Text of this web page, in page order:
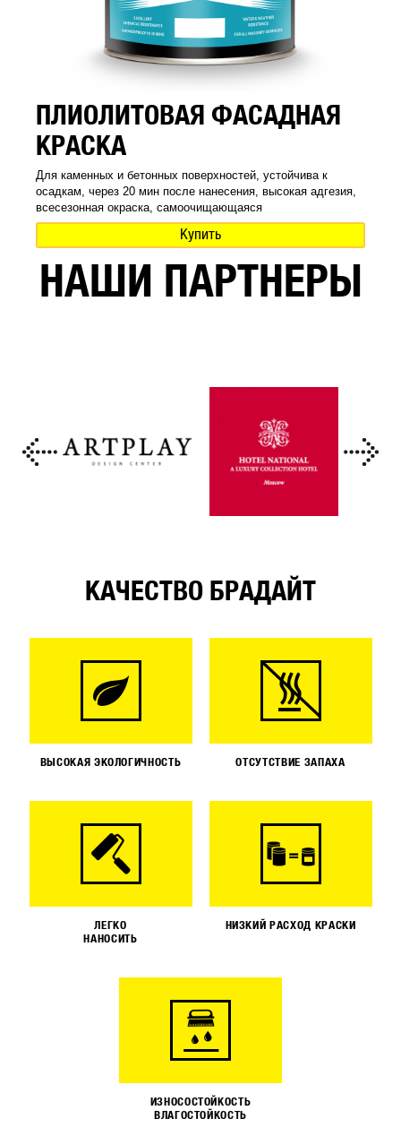
ПЛИОЛИТОВАЯ ФАСАДНАЯ
КРАСКА
Для каменных и бетонных поверхностей, устойчива к
осадкам, через 20 мин после нанесения, высокая адгезия,
всесезонная окраска, самоочищающаяся
Купить
НАШИ ПАРТНЕРЫ
КАЧЕСТВО БРАДАЙТ
ВЫСОКАЯ ЭКОЛОГИЧНОСТЬ ОТСУТСТВИЕ ЗАПАХА
ЛЕГКО
НАНОСИТЬ
НИЗКИЙ РАСХОД КРАСКИ
ИЗНОСОСТОЙКОСТЬ
ВЛАГОСТОЙКОСТЬ